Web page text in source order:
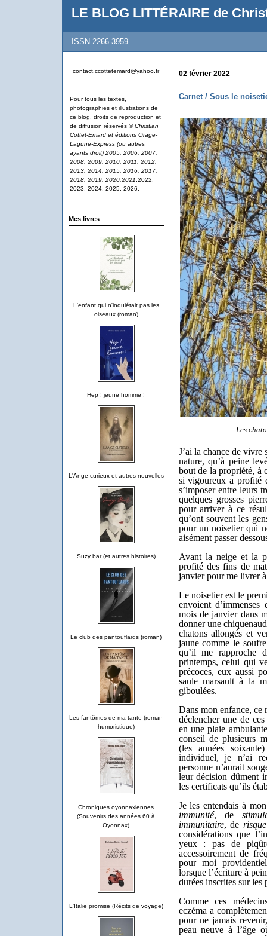
LE BLOG LITTÉRAIRE de
ISSN 2266-3959
contact.ccottetemard@yahoo.fr
Pour tous les textes,
photographies et illustrations de
ce blog, droits de reproduction et
de diffusion réservés © Christian
Cottet-Emard et éditions Orage-
Lagune-Express (ou autres
ayants droit) 2005, 2006, 2007,
2008, 2009, 2010, 2011, 2012,
2013, 2014, 2015, 2016, 2017,
2018, 2019, 2020,2021 ,2022,
2023, 2024, 2025, 2026.
Mes livres
L'enfant qui n'inquiétait pas les
oiseaux (roman)
Hep ! jeune homme !
L'Ange curieux et autres nouvelles
Suzy bar (et autres histoires)
Le club des pantouflards (roman)
Les fantômes de ma tante (roman
humoristique)
Chroniques oyonnaxiennes
(Souvenirs des années 60 à
Oyonnax)
L'Italie promise (Récits de voyage)
02 février 2022
Carnet / Sous le
Les
J’ai la chance de vivre
nature, qu’à peine
bout de la propriété, à
si vigoureux a profité
s’imposer entre leurs
quelques grosses
pour arriver à ce
qu’ont souvent les
pour un noisetier qui
aisément passer
Avant la neige et la
profité des fins de
janvier pour me livrer
Le noisetier est le
envoient
mois de janvier dans
donner une
chatons allongés et
jaune comme le
qu’il me rapproche
printemps, celui qui
précoces, eux aussi
saule marsault à la
giboulées.
Dans mon enfance, ce
déclencher une de
en une plaie
conseil de plusieurs
(les années
individuel, je n’ai
personne n’aurait
leur décision dûment
les certificats qu’ils
Je les entendais à
immunité, de
immunitaire, de
considérations que
yeux : pas de
accessoirement de
pour moi
lorsque l’écriture à
durées inscrites sur les
Comme ces
eczéma a
pour ne jamais
peau neuve à l’âge